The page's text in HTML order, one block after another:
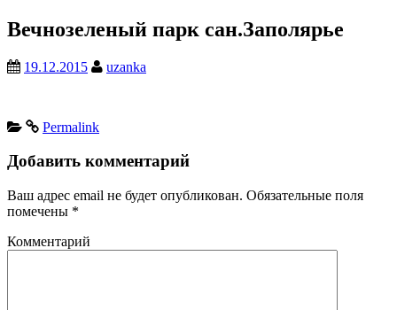
Вечнозеленый парк сан.Заполярье
19.12.2015 uzanka
Permalink
Добавить комментарий
Ваш адрес email не будет опубликован. Обязательные поля
помечены *
Комментарий